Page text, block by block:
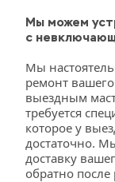
Мы можем
с
Мы
ремонт
выездным
требуется
которое у
достаточно.
доставку
обратно после